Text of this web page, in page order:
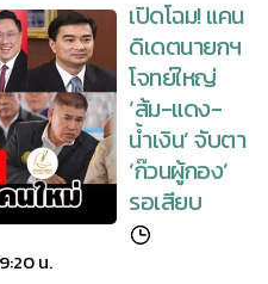
เปิดโฉม! แคน
ดิเดตนายกฯ
โจทย์ใหญ่
‘ส้ม-แดง-
น้ำเงิน’ จับตา
‘ก๊วนผู้กอง’
รอเสียบ
น.